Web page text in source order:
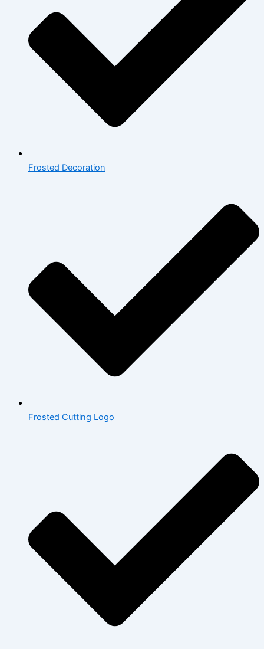
Frosted Decoration
Frosted Cutting Logo